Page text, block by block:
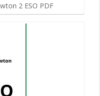
2 ESO PDF